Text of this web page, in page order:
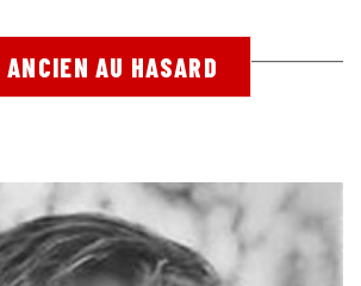
ANCIEN AU HASARD